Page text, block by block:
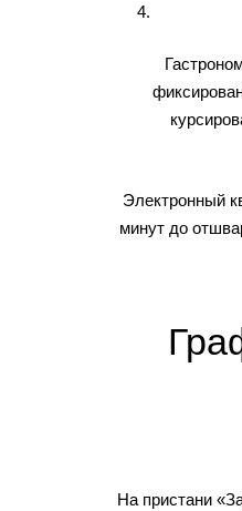
Электронный
минут до
На пристани